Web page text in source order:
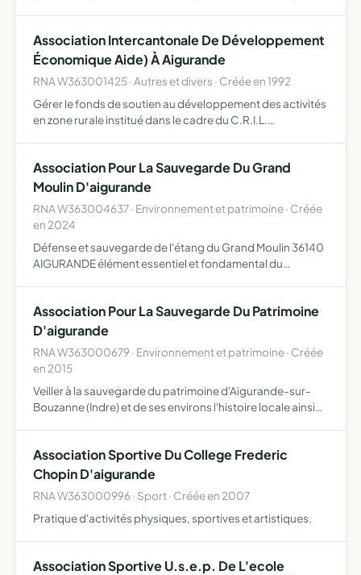
Association Intercantonale De Développement
Économique Aide) À Aigurande
RNA W363001425 · Autres et divers · Créée en 1992
Gérer le fonds de soutien au développement des activités
en zone rurale institué dans le cadre du C.R.I.L.
Association Pour La Sauvegarde Du Grand
Moulin D'aigurande
RNA W363004637 · Environnement et patrimoine · Créée
en 2024
Défense et sauvegarde de l'étang du Grand Moulin 36140
AIGURANDE élément essentiel et fondamental du
Association Pour La Sauvegarde Du Patrimoine
D'aigurande
RNA W363000679 · Environnement et patrimoine · Créée
en 2015
Veiller à la sauvegarde du patrimoine d'Aigurande-sur-
Bouzanne (Indre) et de ses environs l'histoire locale ainsi
ce…
Association Sportive Du College Frederic
Chopin D'aigurande
RNA W363000996 · Sport · Créée en 2007
Pratique d'activités physiques, sportives et artistiques.
Association Sportive U.s.e.p. De L'ecole